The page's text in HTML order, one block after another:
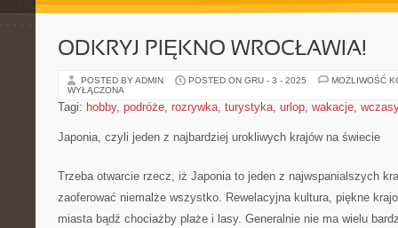
ODKRYJ PIĘKNO WROCŁAWIA!
POSTED BY ADMIN POSTED ON GRU - 3 - 2025
MOŻLIWOŚĆ
WYŁĄCZONA
Tagi: hobby, podróże, rozrywka, turystyka, urlop, wakacje,
Japonia, czyli jeden z najbardziej urokliwych krajów na świecie
Trzeba otwarcie rzecz, iż Japonia to jeden z najwspanialszych
zaoferować niemalże wszystko. Rewelacyjna kultura, piękne
miasta bądź chociażby plaże i lasy. Generalnie nie ma wielu